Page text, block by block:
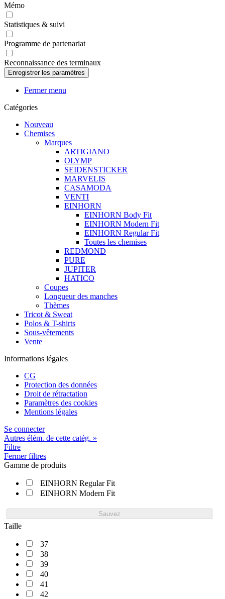
Mémo
Statistiques & suivi
Programme de partenariat
Reconnaissance des terminaux
Fermer menu
Catégories
Nouveau
Chemises
Marques
ARTIGIANO
OLYMP
SEIDENSTICKER
MARVELIS
CASAMODA
VENTI
EINHORN
EINHORN Body Fit
EINHORN Modern Fit
EINHORN Regular Fit
Toutes les chemises
REDMOND
PURE
JUPITER
HATICO
Coupes
Longueur des manches
Thèmes
Tricot & Sweat
Polos & T-shirts
Sous-vêtements
Vente
Informations légales
CG
Protection des données
Droit de rétractation
Paramètres des cookies
Mentions légales
Se connecter
Autres élém. de cette catég. »
Filtre
Fermer filtres
Gamme de produits
EINHORN Regular Fit
EINHORN Modern Fit
Sauvez
Taille
37
38
39
40
41
42